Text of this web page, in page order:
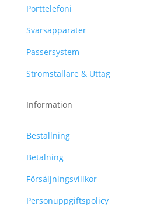
Porttelefoni
Svarsapparater
Passersystem
Strömställare & Uttag
Information
Beställning
Betalning
Försäljningsvillkor
Personuppgiftspolicy